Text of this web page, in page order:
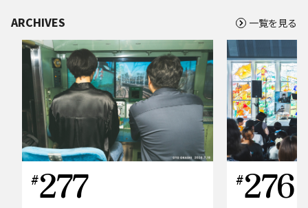
ARCHIVES 一覧を見る
277 276